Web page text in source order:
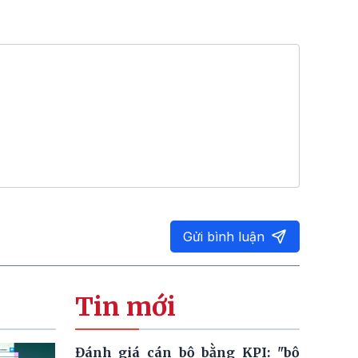
Gửi bình luận
Tin mới
Đánh giá cán bộ bằng KPI: "bộ